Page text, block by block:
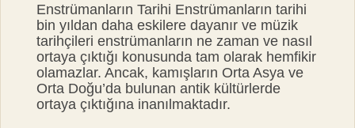
Enstrümanların Tarihi Enstrümanların tarihi
bin yıldan daha eskilere dayanır ve müzik
tarihçileri enstrümanların ne zaman ve nasıl
ortaya çıktığı konusunda tam olarak hemfikir
olamazlar. Ancak, kamışların Orta Asya ve
Orta Doğu’da bulunan antik kültürlerde
ortaya çıktığına inanılmaktadır.